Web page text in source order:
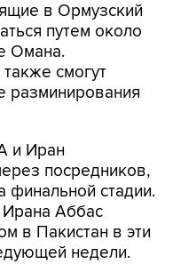
в Ормузский
путем около
Омана.
смогут
разминирования
и Иран
посредников,
финальной стадии.
Аббас
в Пакистан в эти
недели.